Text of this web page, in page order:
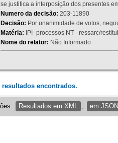
se justifica a interposição dos presentes
Numero da decisão: 203-11890
Decisão: Por unanimidade de votos,
Matéria: IPI- processos NT - ressarc/
Nome do relator: Não Informado
resultados encontrados.
Resultados em XML em JSON